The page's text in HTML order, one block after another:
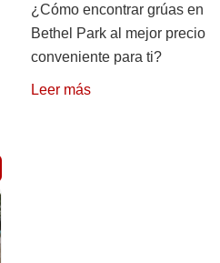
¿Cómo encontrar grúas en
Bethel Park al mejor precio
conveniente para ti?
Leer más